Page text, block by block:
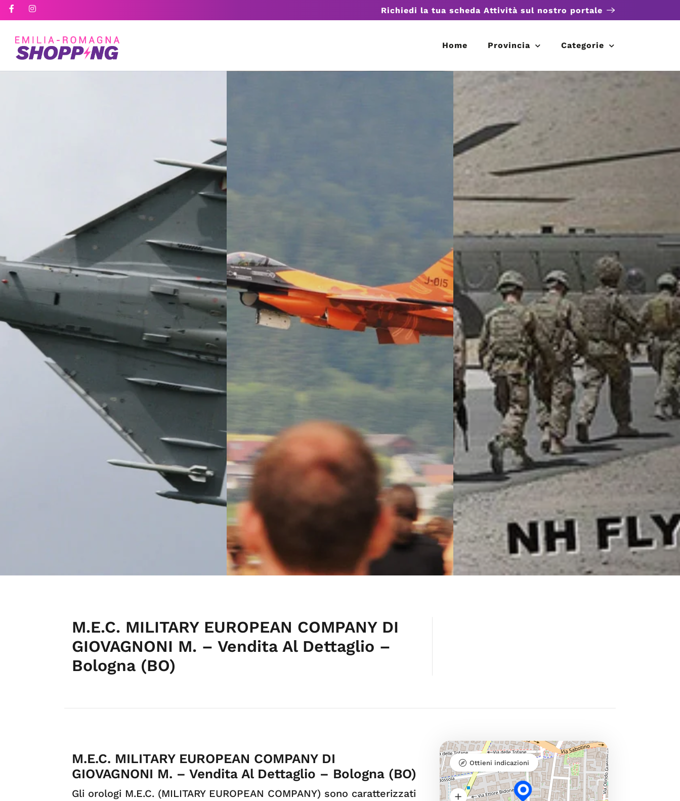
Richiedi la tua scheda Attività sul nostro portale
Home Provincia Categorie
M.E.C. MILITARY EUROPEAN COMPANY DI
GIOVAGNONI M. – Vendita Al Dettaglio –
Bologna (BO)
M.E.C. MILITARY EUROPEAN COMPANY DI
GIOVAGNONI M. – Vendita Al Dettaglio – Bologna (BO)
Gli orologi M.E.C. (MILITARY EUROPEAN COMPANY) sono caratterizzati
Ottieni indicazioni